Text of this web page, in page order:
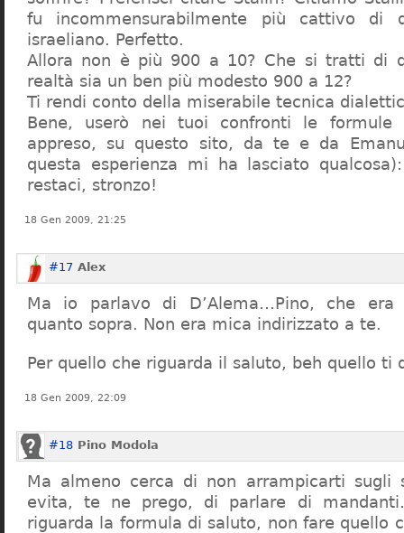
fu incommensurabilmente più cattivo di
israeliano. Perfetto.
Allora non è più 900 a 10? Che si tratti di
realtà sia un ben più modesto 900 a 12?
Ti rendi conto della miserabile tecnica
Bene, userò nei tuoi confronti le
appreso, su questo sito, da te e da
questa esperienza mi ha lasciato
restaci, stronzo!
18 Gen 2009, 21:25
#17 Alex
Ma io parlavo di D’Alema…Pino, che era
quanto sopra. Non era mica indirizzato a te.
Per quello che riguarda il saluto, beh quello ti
18 Gen 2009, 22:09
#18 Pino Modola
Ma almeno cerca di non arrampicarti sugli
evita, te ne prego, di parlare di
riguarda la formula di saluto, non fare quello